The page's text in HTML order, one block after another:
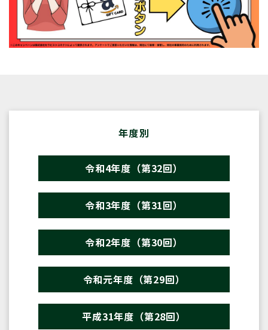
年度別
令和4年度（第32回）
令和3年度（第31回）
令和2年度（第30回）
令和元年度（第29回）
平成31年度（第28回）